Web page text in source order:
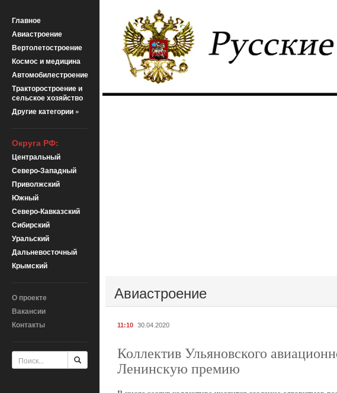
Главное
Авиастроение
Вертолетостроение
Космос и медицина
Автомобилестроение
Тракторостроение и
сельское хозяйство
Другие категории »
Округа РФ:
Центральный
Северо-Западный
Приволжский
Южный
Северо-Кавказский
Сибирский
Уральский
Дальневосточный
Крымский
О проекте
Вакансии
Контакты
Авиастроение
11:10 30.04.2020
Коллектив Ульяновского
Ленинскую премию